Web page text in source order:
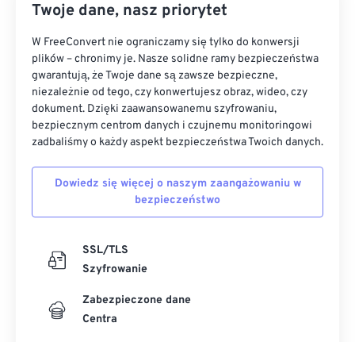
Twoje dane, nasz priorytet
W FreeConvert nie ograniczamy się tylko do konwersji
plików – chronimy je. Nasze solidne ramy bezpieczeństwa
gwarantują, że Twoje dane są zawsze bezpieczne,
niezależnie od tego, czy konwertujesz obraz, wideo, czy
dokument. Dzięki zaawansowanemu szyfrowaniu,
bezpiecznym centrom danych i czujnemu monitoringowi
zadbaliśmy o każdy aspekt bezpieczeństwa Twoich danych.
Dowiedz się więcej o naszym zaangażowaniu w
bezpieczeństwo
SSL/TLS
Szyfrowanie
Zabezpieczone dane
Centra